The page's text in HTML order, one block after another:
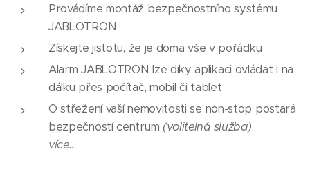
Provádíme montáž bezpečnostního systému
JABLOTRON
Získejte jistotu, že je doma vše v pořádku
Alarm JABLOTRON lze díky aplikaci ovládat i na
dálku přes počítač, mobil či tablet
O střežení vaší nemovitosti se non-stop postará
bezpečností centrum (volitelná služba)
více...